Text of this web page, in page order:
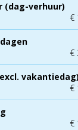
(dag-verhuur)
€
€
vakantiedag)
€
€